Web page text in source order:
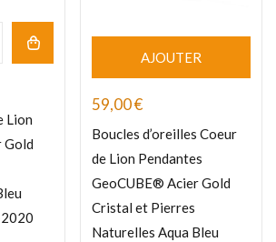
Lion
Gold
AJOUTER
59,00€
Boucles d’oreilles Coeur
de Lion Pendantes
GeoCUBE® Acier Gold
Cristal et Pierres
Naturelles Aqua Bleu